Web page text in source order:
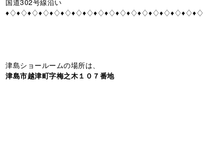
♦♢♦♢♦♢♦♢♦♢♦♢♦♢♦♢♦♢♦♢♦♢♦♢♦♢♦♢♦♢♦♢♦♢♦♢
津島ショールームの場所は、
津島市越津町字梅之木１０７番地